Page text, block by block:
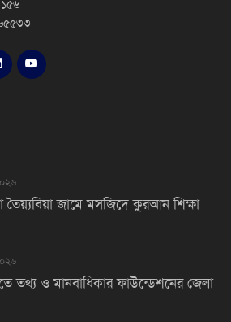
তৈয়্যবিয়া জামে মসজিদে কুরআন শিক্ষা
তথ্য ও মানবাধিকার ফাউন্ডেশনের জেলা